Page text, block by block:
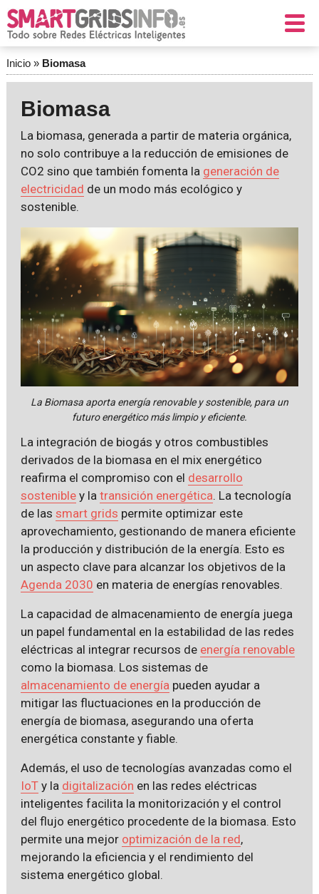
Inicio» Biomasa
Biomasa
La biomasa, generada a partir de materia orgánica,
no solo contribuye a la reducción de emisiones de
CO2 sino que también fomenta la generación de
electricidad de un modo más ecológico y
sostenible.
La Biomasa aporta energía renovable y sostenible, para un
futuro energético más limpio y eficiente.
La integración de biogás y otros combustibles
derivados de la biomasa en el mix energético
reafirma el compromiso con el desarrollo
sostenibley la transición energética. La tecnología
de las smart grids permite optimizar este
aprovechamiento, gestionando de manera eficiente
la producción y distribución de la energía. Esto es
un aspecto clave para alcanzar los objetivos de la
Agenda 2030 en materia de energías renovables.
La capacidad de almacenamiento de energía juega
un papel fundamental en la estabilidad de las redes
eléctricas al integrar recursos de energía renovable
como la biomasa. Los sistemas de
almacenamiento de energía pueden ayudar a
mitigar las fluctuaciones en la producción de
energía de biomasa, asegurando una oferta
energética constante y fiable.
Además, el uso de tecnologías avanzadas como el
IoTy la digitalización en las redes eléctricas
inteligentes facilita la monitorización y el control
del flujo energético procedente de la biomasa. Esto
permite una mejor optimización de la red,
mejorando la eficiencia y el rendimiento del
sistema energético global.